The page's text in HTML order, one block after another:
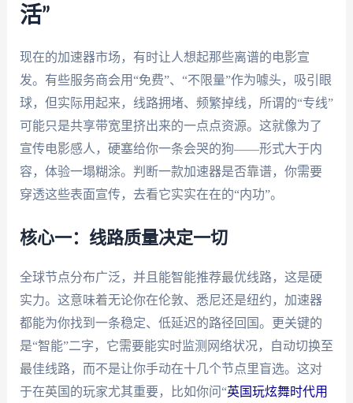
活”
现在的加速器市场，有时让人想起那些离谱的电影宣
发。有些服务商会用“免费”、“不限量”作为噱头，吸引眼
球，但实际用起来，线路拥堵、频繁掉线，所谓的“专线”
可能只是共享带宽里挤出来的一点点资源。这就像为了
宣传电影感人，硬塞给你一条会哭的狗——形式大于内
容，体验一塌糊涂。判断一款加速器是否靠谱，你需要
穿透这些表面宣传，去看它实实在在的“内功”。
核心一：线路质量决定一切
全球节点分布广泛，并且能智能推荐最优线路，这是硬
实力。这意味着无论你在伦敦、悉尼还是纽约，加速器
都能为你找到一条稳定、低延迟的路径回国。更关键的
是“智能”二字，它需要能实时监测网络状况，自动切换至
最佳线路，而不是让你手动在十几个节点里盲选。这对
于在英国的玩家尤其重要，比如你问“英国玩炫舞时代用